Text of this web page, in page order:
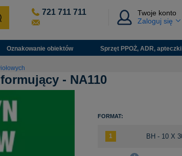
721 711 711
Twoje konto
Zaloguj się
Oznakowanie obiektów Sprzęt PPOŻ, ADR, apteczki
- NA110
FORMAT: